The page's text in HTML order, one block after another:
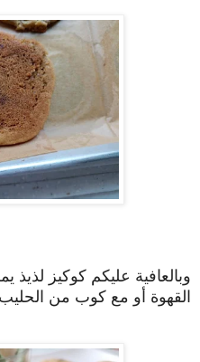
وبالعافية عليكم كوكيز لذيذ
القهوة أو مع كوب من